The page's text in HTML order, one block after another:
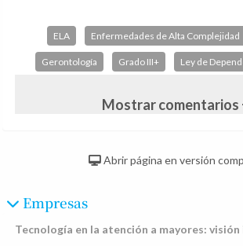
ELA Enfermedades de Alta Complejidad
Gerontología Grado III+ Ley de
Mostrar comentarios
Abrir página en versión
Empresas
Tecnología en la atención a mayores: